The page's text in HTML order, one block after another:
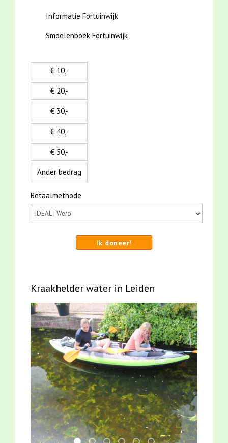
Informatie Fortuinwijk
Smoelenboek Fortuinwijk
€ 10,-
€ 20,-
€ 30,-
€ 40,-
€ 50,-
Ander bedrag
Betaalmethode
Ik doneer!
Kraakhelder water in Leiden